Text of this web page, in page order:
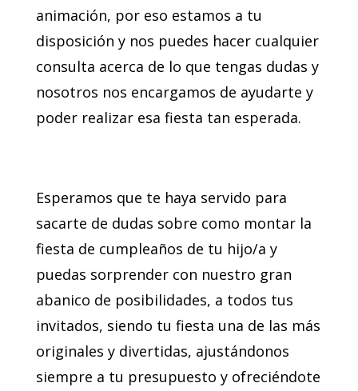
animación, por eso estamos a tu
disposición y nos puedes hacer cualquier
consulta acerca de lo que tengas dudas y
nosotros nos encargamos de ayudarte y
poder realizar esa fiesta tan esperada.
Esperamos que te haya servido para
sacarte de dudas sobre como montar la
fiesta de cumpleaños de tu hijo/a y
puedas sorprender con nuestro gran
abanico de posibilidades, a todos tus
invitados, siendo tu fiesta una de las más
originales y divertidas, ajustándonos
siempre a tu presupuesto y ofreciéndote